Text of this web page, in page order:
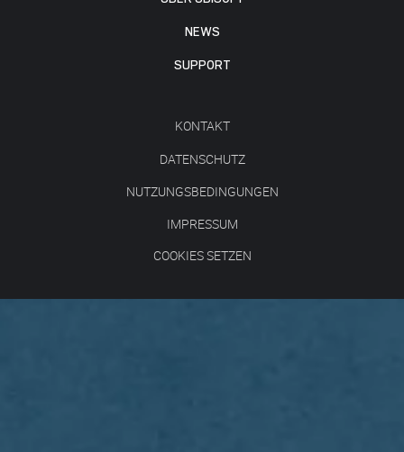
NEWS
SUPPORT
KONTAKT
DATENSCHUTZ
NUTZUNGSBEDINGUNGEN
IMPRESSUM
COOKIES SETZEN